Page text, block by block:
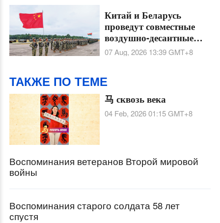
Китай и Беларусь
проведут совместные
воздушно-десантные
тренировки
"Шэньин-2026" в Хубэе
07 Aug, 2026 13:39GMT+8
ТАКЖЕ ПО ТЕМЕ
马 сквозь века
04 Feb, 2026 01:15GMT+8
Воспоминания ветеранов Второй мировой
войны
Воспоминания старого солдата 58 лет
спустя